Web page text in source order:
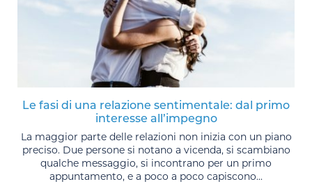
Le fasi di una relazione sentimentale: dal primo
interesse all’impegno
La maggior parte delle relazioni non inizia con un piano
preciso. Due persone si notano a vicenda, si scambiano
qualche messaggio, si incontrano per un primo
appuntamento, e a poco a poco capiscono...